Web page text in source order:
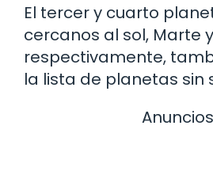
El tercer y cuarto
cercanos al sol, Marte
respectivamente,
la lista de planetas sin
Anuncios